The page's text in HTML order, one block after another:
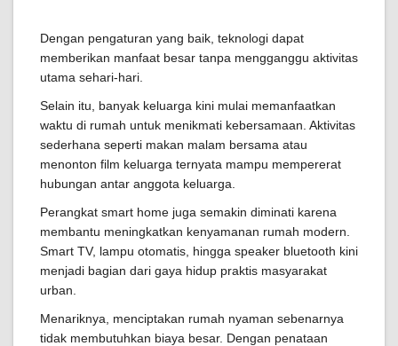
Dengan pengaturan yang baik, teknologi dapat
memberikan manfaat besar tanpa mengganggu aktivitas
utama sehari-hari.
Selain itu, banyak keluarga kini mulai memanfaatkan
waktu di rumah untuk menikmati kebersamaan. Aktivitas
sederhana seperti makan malam bersama atau
menonton film keluarga ternyata mampu mempererat
hubungan antar anggota keluarga.
Perangkat smart home juga semakin diminati karena
membantu meningkatkan kenyamanan rumah modern.
Smart TV, lampu otomatis, hingga speaker bluetooth kini
menjadi bagian dari gaya hidup praktis masyarakat
urban.
Menariknya, menciptakan rumah nyaman sebenarnya
tidak membutuhkan biaya besar. Dengan penataan